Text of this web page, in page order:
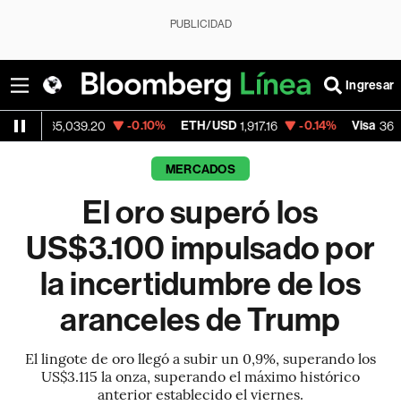
PUBLICIDAD
Ingresar
-0.10% ETH/USD 1,917.16 -0.14% Visa 362.50 -
MERCADOS
El oro superó los
US$3.100 impulsado por
la incertidumbre de los
aranceles de Trump
El lingote de oro llegó a subir un 0,9%, superando los
US$3.115 la onza, superando el máximo histórico
anterior establecido el viernes.